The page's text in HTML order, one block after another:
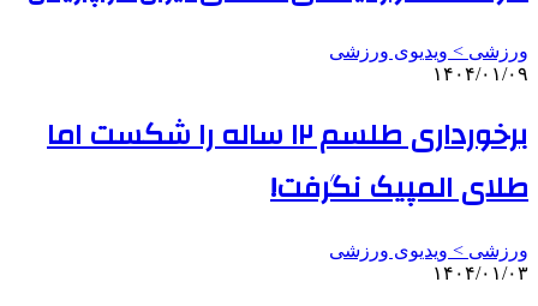
ورزشی > ویدیوی ورزشی
۱۴۰۴/۰۱/۰۹
برخورداری طلسم ۱۲ ساله را شکست اما
طلای المپیک نگرفت!
ورزشی > ویدیوی ورزشی
۱۴۰۴/۰۱/۰۳